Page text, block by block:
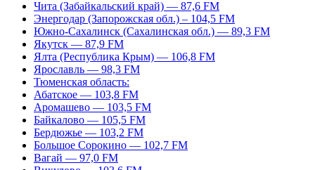
Чита (Забайкальский край) — 87,6 FM
Энергодар (Запорожская обл.) – 104,5 FM
Южно-Сахалинск (Сахалинская обл.) — 89,3 FM
Якутск — 87,9 FM
Ялта (Республика Крым) — 106,8 FM
Ярославль — 98,3 FM
Тюменская область:
Абатское — 103,8 FM
Аромашево — 103,5 FM
Байкалово — 105,5 FM
Бердюжье — 103,2 FM
Большое Сорокино — 102,7 FM
Вагай — 97,0 FM